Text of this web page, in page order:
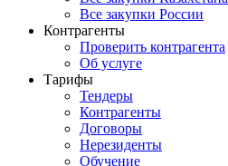
Все закупки России
Контрагенты
Проверить контрагента
Об услуге
Тарифы
Тендеры
Контрагенты
Договоры
Нерезиденты
Обучение